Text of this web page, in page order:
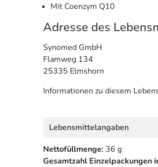
Mit Coenzym Q10
Adresse des
Synomed GmbH
Flamweg 134
25335 Elmshorn
Informationen zu diesem
Lebensmittelangaben
Nettofüllmenge: 36 g
Gesamtzahl Einzelpackungen